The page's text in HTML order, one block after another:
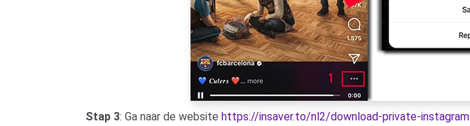
Stap 3: Ga naar de website https://insaver.to/nl2/download-private-instagram